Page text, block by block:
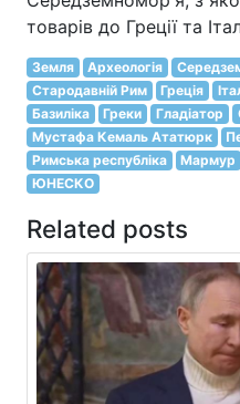
товарів до Греції та
Земля Археологія
Стародавній Рим
Греція
Базиліка
Греки Гладіатор
Мустафа Кемаль Ататюрк
Римська республіка
Мармур
ЮНЕСКО
Related posts